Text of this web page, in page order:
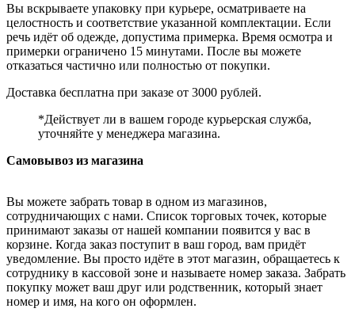
Вы вскрываете упаковку при курьере, осматриваете на
целостность и соответствие указанной комплектации. Если
речь идёт об одежде, допустима примерка. Время осмотра и
примерки ограничено 15 минутами. После вы можете
отказаться частично или полностью от покупки.
Доставка бесплатна при заказе от 3000 рублей.
*Действует ли в вашем городе курьерская служба,
уточняйте у менеджера магазина.
Самовывоз из магазина
Вы можете забрать товар в одном из магазинов,
сотрудничающих с нами. Список торговых точек, которые
принимают заказы от нашей компании появится у вас в
корзине. Когда заказ поступит в ваш город, вам придёт
уведомление. Вы просто идёте в этот магазин, обращаетесь к
сотруднику в кассовой зоне и называете номер заказа. Забрать
покупку может ваш друг или родственник, который знает
номер и имя, на кого он оформлен.